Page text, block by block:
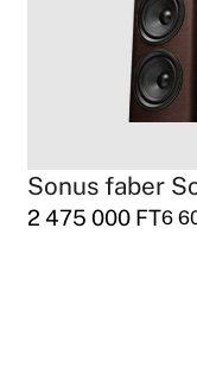
Sonus faber
2 475 000 FT6